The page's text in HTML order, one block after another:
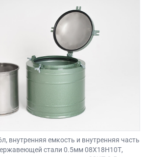
внутренняя емкость и внутренняя часть
стали 0.5мм 08Х18Н10Т,